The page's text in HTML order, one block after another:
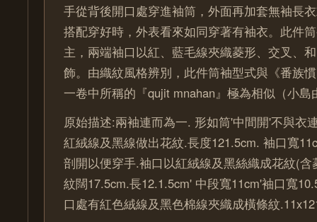
手從背後開口處穿進袖筒，外面再加套無袖長
搭配穿好時，外表看來如同穿著有袖衣。此件
主，兩端袖口以紅、藍毛線夾織菱形、交叉、
飾。由織紋風格辨別，此件筒袖型式與《番族
一卷中所稱的『qujit mnahan』極為相似（小島
原始描述:兩袖連而為一. 形如筒'中間開'不與衣
紅絨線及黑線做出花紋.長度121.5cm. 袖口寬
剖開以便穿手.袖口以紅絨線及黑絲織成花紋(
紋闊17.5cm.長12.1.5cm' 中段寬11cm'袖口寬
口處有紅色絨線及黑色棉線夾織成橫條紋